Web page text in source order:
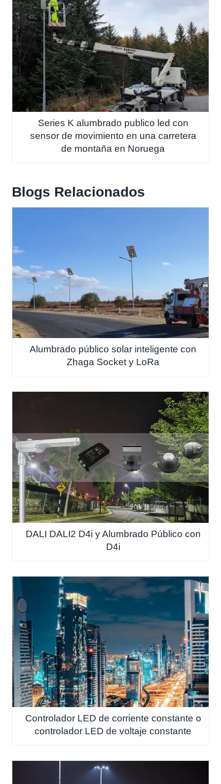
Series K alumbrado publico led con
sensor de movimiento en una carretera
de montaña en Noruega
Blogs Relacionados
Alumbrado público solar inteligente con
Zhaga Socket y LoRa
DALI DALI2 D4i y Alumbrado Público con
D4i
Controlador LED de corriente constante o
controlador LED de voltaje constante